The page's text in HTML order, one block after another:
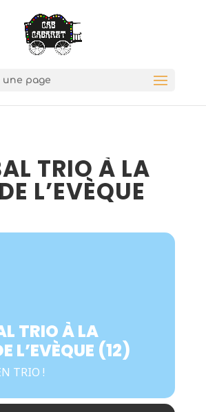
une page
TRIO À LA
L’EVÈQUE
TRIO À LA
L’EVÈQUE (12)
TRIO !